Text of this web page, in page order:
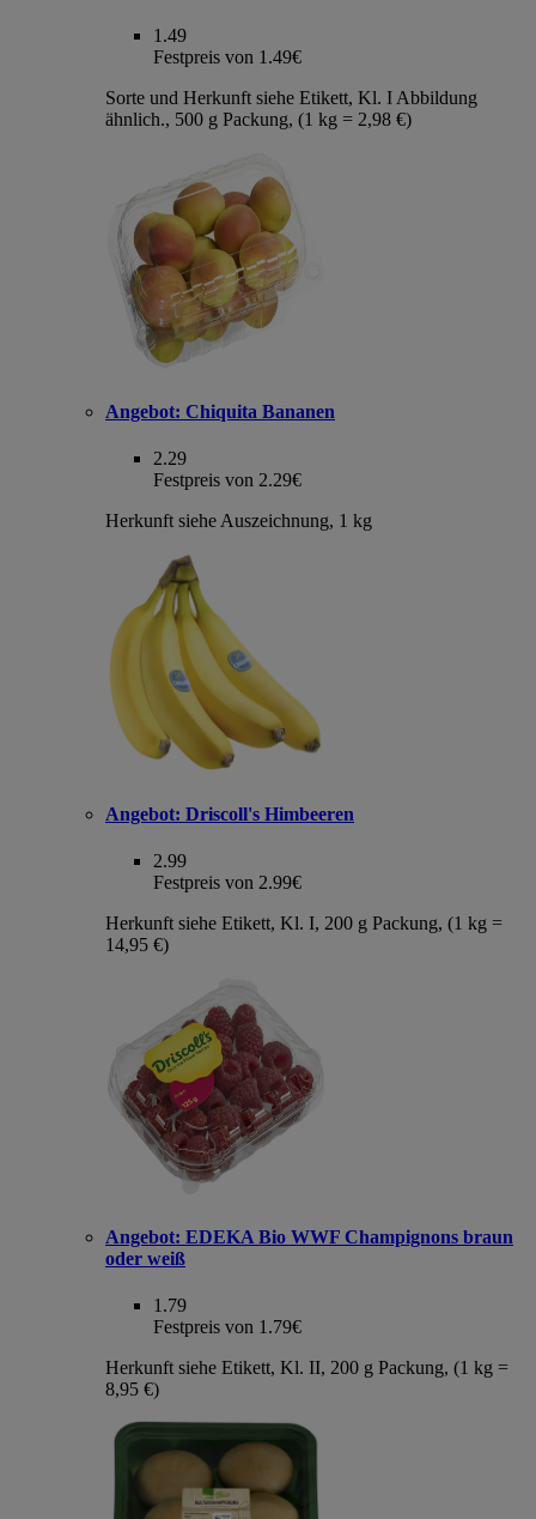
1.49
Festpreis von 1.49€
Sorte und Herkunft siehe Etikett, Kl. I Abbildung
ähnlich., 500 g Packung, (1 kg = 2,98 €)
Angebot: Chiquita Bananen
2.29
Festpreis von 2.29€
Herkunft siehe Auszeichnung, 1 kg
Angebot: Driscoll's Himbeeren
2.99
Festpreis von 2.99€
Herkunft siehe Etikett, Kl. I, 200 g Packung, (1 kg =
14,95 €)
Angebot: EDEKA Bio WWF Champignons braun
oder weiß
1.79
Festpreis von 1.79€
Herkunft siehe Etikett, Kl. II, 200 g Packung, (1 kg =
8,95 €)